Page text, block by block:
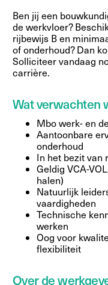
Ben jij een
de werkvloer?
rijbewijs B en
of onderhoud? Dan
Solliciteer vandaag
carrière.
Wat verwachten
Mbo werk- en
Aantoonbare
onderhoud
In het bezit van
Geldig VCA-
halen)
Natuurlijk
vaardigheden
Technische
werken
Oog voor
flexibiliteit
Over de